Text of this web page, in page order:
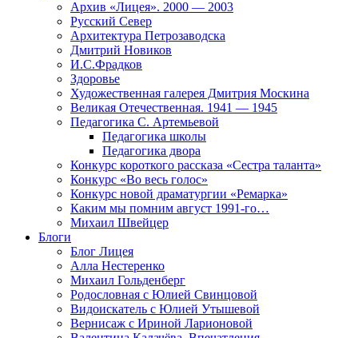
Архив «Лицея». 2000 — 2003
Русский Север
Архитектура Петрозаводска
Дмитрий Новиков
И.С.Фрадков
Здоровье
Художественная галерея Дмитрия Москина
Великая Отечественная. 1941 — 1945
Педагогика С. Артемьевой
Педагогика школы
Педагогика двора
Конкурс короткого рассказа «Сестра таланта»
Конкурс «Во весь голос»
Конкурс новой драматургии «Ремарка»
Каким мы помним август 1991-го…
Михаил Швейцер
Блоги
Блог Лицея
Алла Нестеренко
Михаил Гольденберг
Родословная с Юлией Свинцовой
Видоискатель с Юлией Утышевой
Вернисаж с Ириной Ларионовой